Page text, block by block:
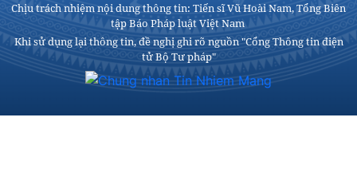
Chịu trách nhiệm nội dung thông tin: Tiến sĩ Vũ Hoài Nam, Tổng Biên
tập Báo Pháp luật Việt Nam
Khi sử dụng lại thông tin, đề nghị ghi rõ nguồn "Cổng Thông tin điện
tử Bộ Tư pháp"